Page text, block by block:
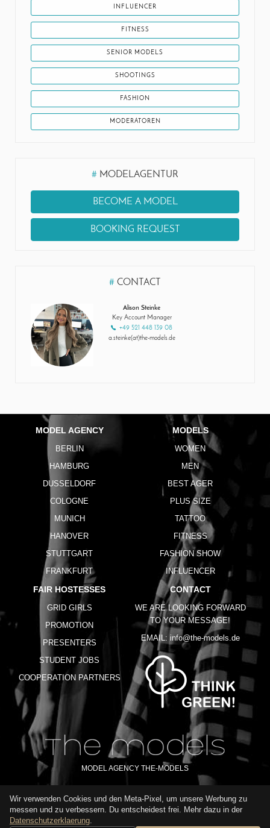
INFLUENCER
FITNESS
SENIOR MODELS
SHOOTINGS
FASHION
MODERATOREN
# MODELAGENTUR
BECOME A MODEL
BOOKING REQUEST
# CONTACT
Alison Steinke
Key Account Manager
+49 521 448 139 08
a.steinke(at)the-models.de
MODEL AGENCY
BERLIN
HAMBURG
DUSSELDORF
COLOGNE
MUNICH
HANOVER
STUTTGART
FRANKFURT
MODELS
WOMEN
MEN
BEST AGER
PLUS SIZE
TATTOO
FITNESS
FASHION SHOW
INFLUENCER
FAIR HOSTESSES
GRID GIRLS
PROMOTION
PRESENTERS
STUDENT JOBS
COOPERATION PARTNERS
CONTACT
WE ARE LOOKING FORWARD
TO YOUR MESSAGE!
EMAIL: info@the-models.de
MODEL AGENCY THE-MODELS
IMPRINT GTC PRIVACY POLICY TERMS OF USE FAQ
Wir verwenden Cookies und den Meta-Pixel, um unsere Werbung zu
messen und zu verbessern. Du entscheidest frei. Mehr dazu in der
Datenschutzerklaerung.